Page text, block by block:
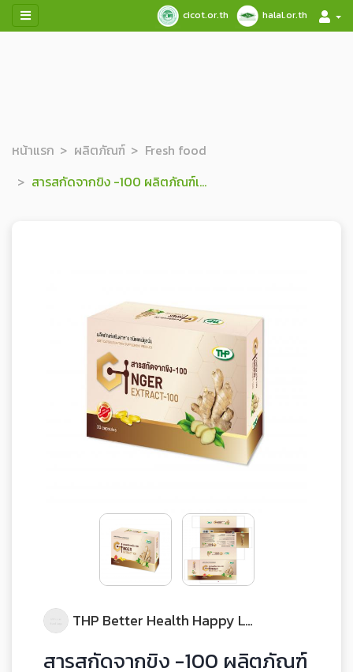
cicot.or.th halal.or.th
หน้าแรก ผลิตภัณฑ์
Fresh food
สารสกัดจากขิง -100 ผลิตภัณฑ์เสริมอาหาร ชนิดแคปซูลนิ่ม
THP Better Health Happy Life
สารสกัดจากขิง -100 ผลิตภัณฑ์